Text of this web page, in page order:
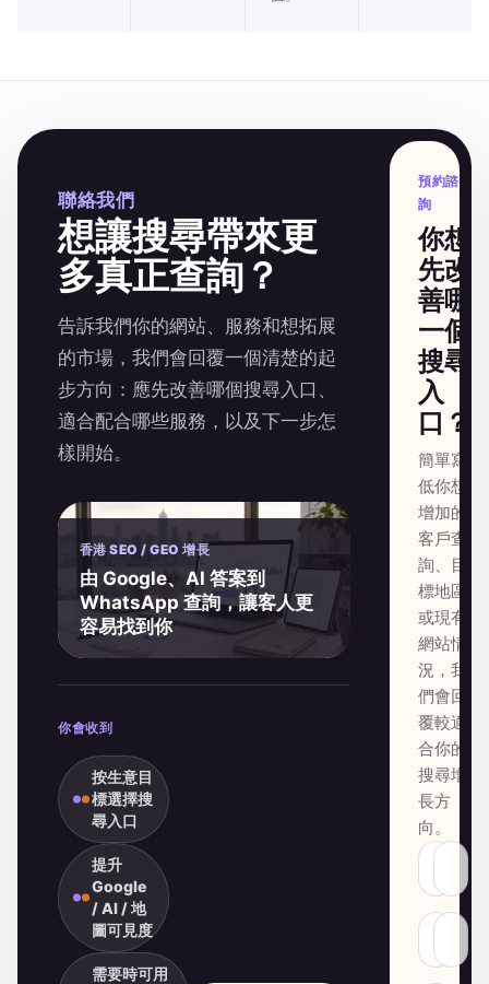
聯絡我們
想讓搜尋帶來更
多真正查詢？
告訴我們你的網站、服務和想拓展
的市場，我們會回覆一個清楚的起
步方向：應先改善哪個搜尋入口、
適合配合哪些服務，以及下一步怎
樣開始。
香港 SEO / GEO 增長
由 Google、AI 答案到
WhatsApp 查詢，讓客人更
容易找到你
你會收到
按生意目
標選擇搜
尋入口
提升
Google
/ AI / 地
圖可見度
需要時可用
預約諮
詢
你想
先改
善哪
一個
搜尋
入
口？
簡單寫
低你想
增加的
客戶查
詢、目
標地區
或現有
網站情
況，我
們會回
覆較適
合你的
搜尋增
長方
向。